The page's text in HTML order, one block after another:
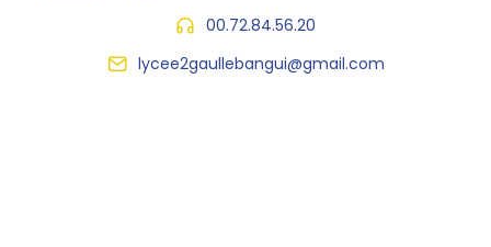
00.72.84.56.20
lycee2gaullebangui@gmail.com